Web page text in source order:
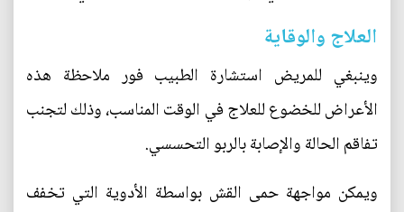
العلاج والوقاية
‫وينبغي للمريض استشارة الطبيب فور ملاحظة هذه
الأعراض للخضوع للعلاج في الوقت ‫المناسب، وذلك لتجنب
تفاقم الحالة والإصابة بالربو التحسسي.‬‬
‫ويمكن مواجهة حمى القش بواسطة الأدوية التي تخفف